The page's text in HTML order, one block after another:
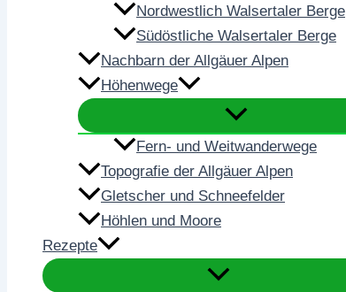
Nordwestlich Walsertaler Berge
Südöstliche Walsertaler Berge
Nachbarn der Allgäuer Alpen
Höhenwege
Fern- und Weitwanderwege
Topografie der Allgäuer Alpen
Gletscher und Schneefelder
Höhlen und Moore
Rezepte